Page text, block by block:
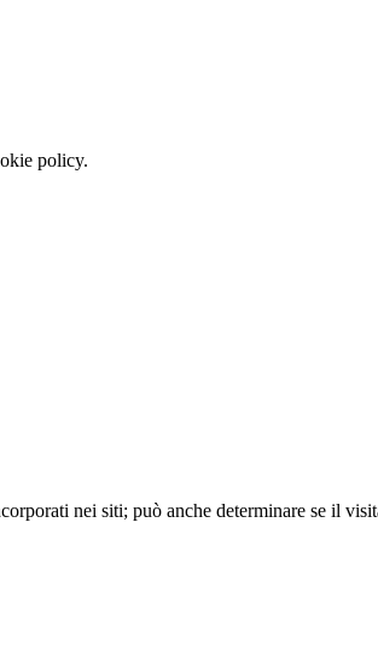
policy.
nei siti; può anche determinare se il